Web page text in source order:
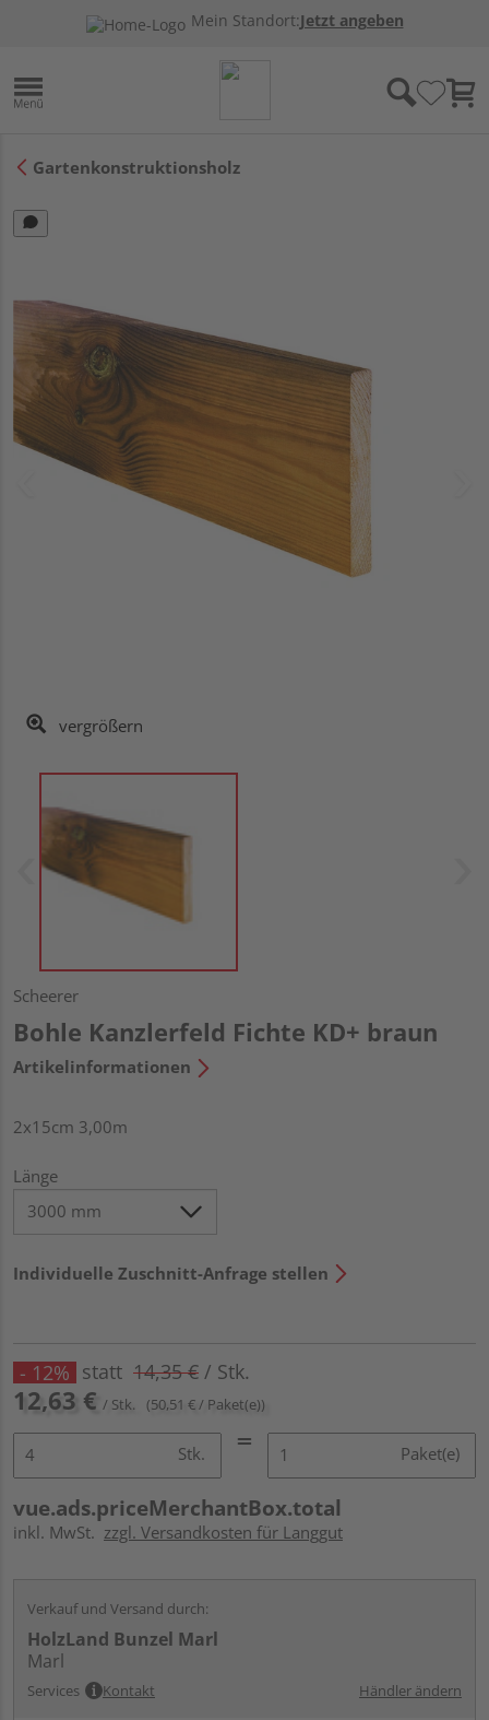
Mein Standort:Jetzt angeben
Gartenkonstruktionsholz
vergrößern
Scheerer
Bohle Kanzlerfeld Fichte KD+ braun
Artikelinformationen
2x15cm 3,00m
Länge
Individuelle Zuschnitt-Anfrage stellen
- 12% statt 14,35 € / Stk.
12,63 € / Stk. (50,51 € / Paket(e))
Stk. Paket(e)
vue.ads.priceMerchantBox.total
inkl. MwSt. zzgl. Versandkosten für Langgut
Verkauf und Versand durch:
HolzLand Bunzel Marl
Marl
Services Kontakt Händler ändern